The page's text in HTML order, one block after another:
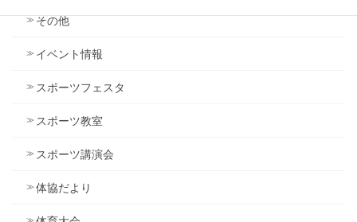
その他
イベント情報
スポーツフェスタ
スポーツ教室
スポーツ講演会
体協だより